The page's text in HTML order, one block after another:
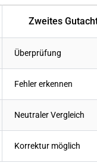
Zweites
Überprüfung
Fehler erkennen
Neutraler Vergleich
Korrektur möglich